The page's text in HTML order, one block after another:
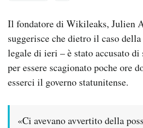
Internet
Scienza
Cultura
Economia
Sport
Ok
Media
PODCAST
Il fondatore di Wikileaks, Julien
suggerisce che dietro il caso
legale di ieri – è stato accusato di
per essere scagionato poche ore
esserci il governo statunitense.
«Ci avevano avvertito della